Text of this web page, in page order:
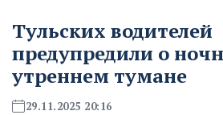
Тульских водителей
предупредили о
утреннем тумане
29.11.2025 20:16